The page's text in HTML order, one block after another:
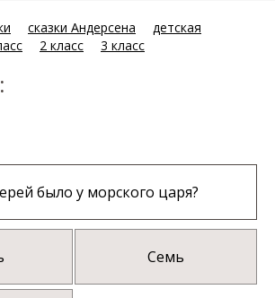
сказки Андерсена
детская
2 класс 3 класс
было у морского царя?
Семь